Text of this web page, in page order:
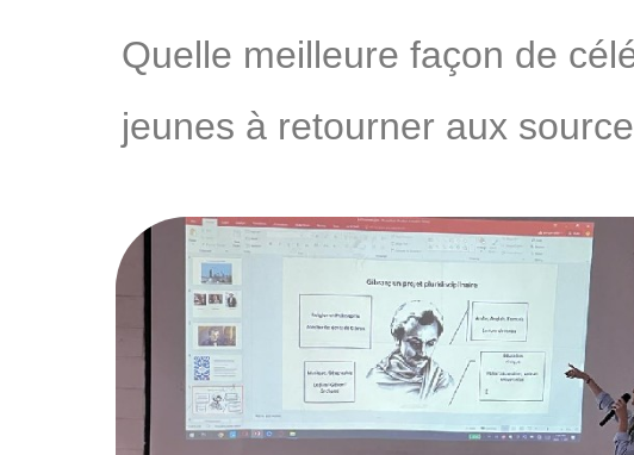
Quelle meilleure façon de
jeunes à retourner aux